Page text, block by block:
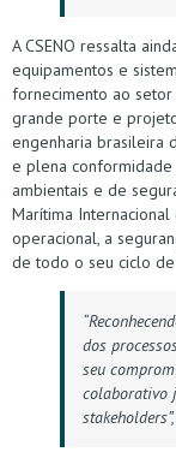
A CSENO ressalta
equipamentos e
fornecimento ao
grande porte e
engenharia brasileira
e plena conformidade
ambientais e de
Marítima
operacional, a
de todo o seu ciclo
dos
seu
colaborativo